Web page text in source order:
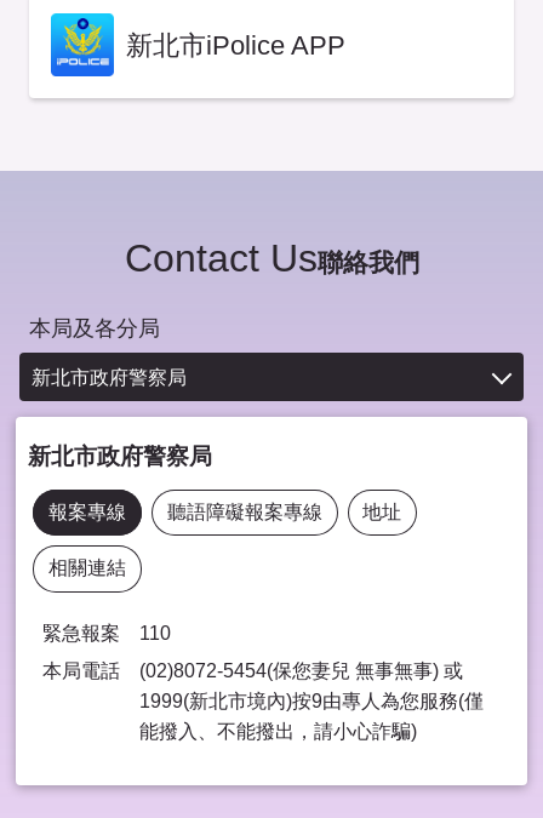
新北市iPolice APP
Contact Us聯絡我們
本局及各分局
新北市政府警察局
新北市政府警察局
報案專線 聽語障礙報案專線 地址
相關連結
緊急報案
110
本局電話
(02)8072-5454(保您妻兒 無事無事) 或
1999(新北市境內)按9由專⼈為您服務(僅
能撥入、不能撥出，請⼩⼼詐騙)